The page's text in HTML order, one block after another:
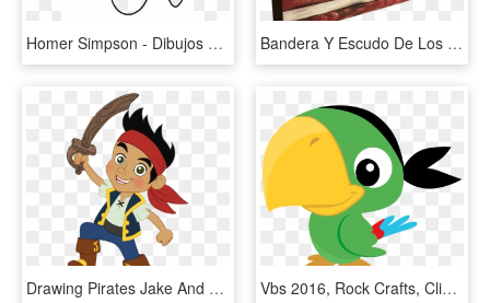
Homer Simpson - Dibujos En Blanco Y Negro De Los Simpson, HD Png Download Bandera Y Escudo De Los Estados Unidos, HD Png Download
Drawing Pirates Jake And The Neverland - Jack Y Los Piratas De Nunca Jamas, HD Png Download Vbs 2016, Rock Crafts, Clipart, Patch, Paper Dolls, - Loro De Jake Y Los Piratas, HD Png Download